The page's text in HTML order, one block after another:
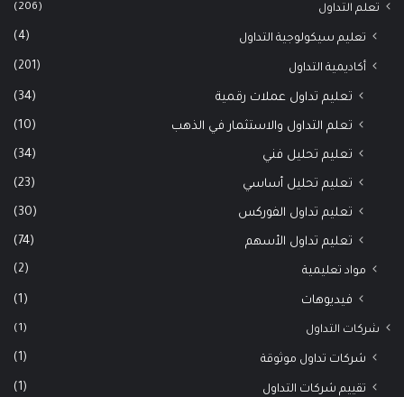
تعلم التداول (206)
تعليم سيكولوجية التداول (4)
أكاديمية التداول (201)
تعليم تداول عملات رقمية (34)
تعلم التداول والاستثمار في الذهب (10)
تعليم تحليل فني (34)
تعليم تحليل أساسي (23)
تعليم تداول الفوركس (30)
تعليم تداول الأسهم (74)
مواد تعليمية (2)
فيديوهات (1)
شركات التداول (1)
شركات تداول موثوقة (1)
تقييم شركات التداول (1)